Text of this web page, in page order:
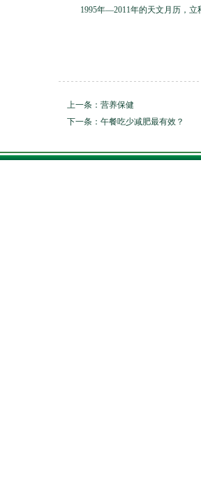
1995年—2011年的天文月历，
上一条： 营养保健
下一条： 午餐吃少减肥最有效？